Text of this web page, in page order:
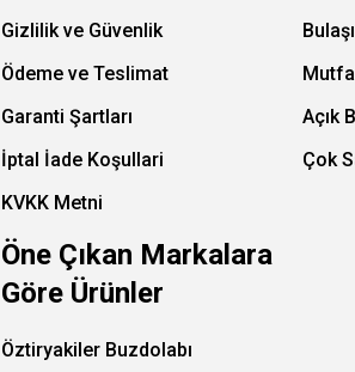
Gizlilik ve Güvenlik
Ödeme ve Teslimat
Garanti Şartları
İptal İade Koşullari
KVKK Metni
Açık
Çok
Öne Çıkan Markalara
Göre Ürünler
Öztiryakiler Buzdolabı